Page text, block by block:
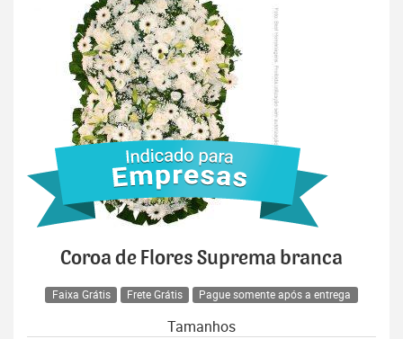
Coroa de Flores Suprema branca
Faixa Grátis Frete Grátis Pague somente após a entrega
Tamanhos